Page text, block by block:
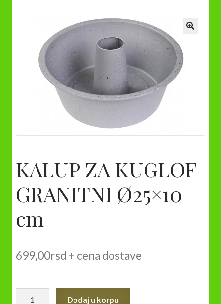
KALUP ZA KUGLOF
GRANITNI Ø25×10
cm
699,00rsd + cena dostave
Dodaj u korpu